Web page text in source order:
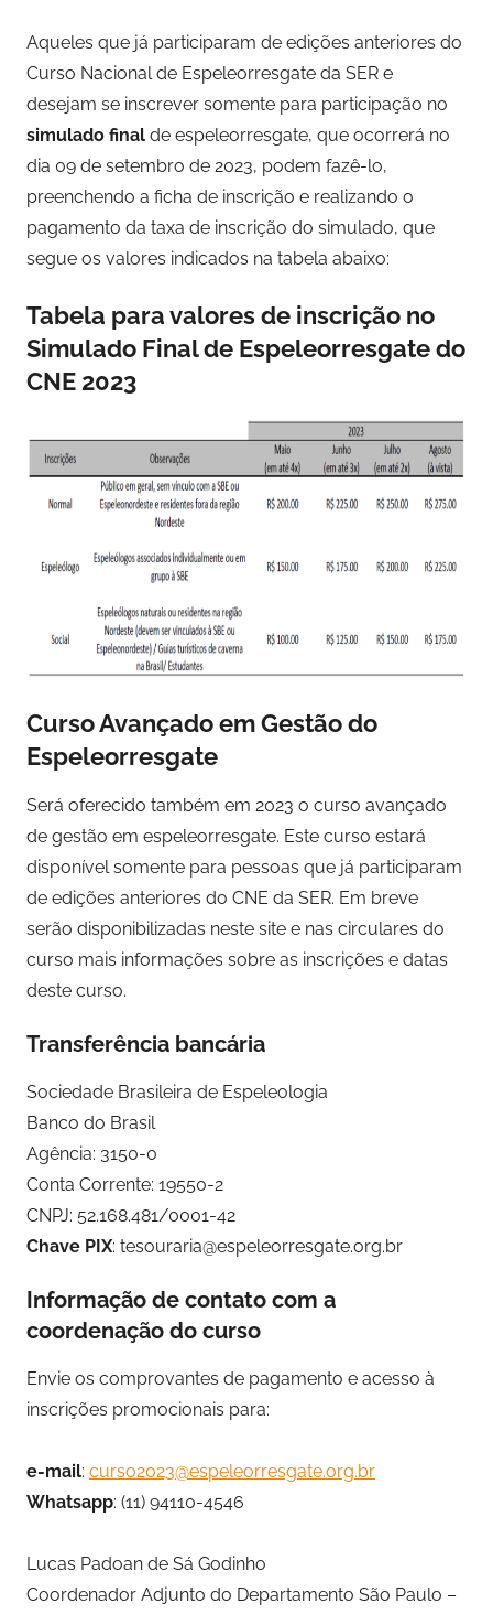
Aqueles que já participaram de edições anteriores do
Curso Nacional de Espeleorresgate da SER e
desejam se inscrever somente para participação no
simulado final de espeleorresgate, que ocorrerá no
dia 09 de setembro de 2023, podem fazê-lo,
preenchendo a ficha de inscrição e realizando o
pagamento da taxa de inscrição do simulado, que
segue os valores indicados na tabela abaixo:
Tabela para valores de inscrição no
Simulado Final de Espeleorresgate do
CNE 2023
Curso Avançado em Gestão do
Espeleorresgate
Será oferecido também em 2023 o curso avançado
de gestão em espeleorresgate. Este curso estará
disponível somente para pessoas que já participaram
de edições anteriores do CNE da SER. Em breve
serão disponibilizadas neste site e nas circulares do
curso mais informações sobre as inscrições e datas
deste curso.
Transferência bancária
Sociedade Brasileira de Espeleologia
Banco do Brasil
Agência: 3150-0
Conta Corrente: 19550-2
CNPJ: 52.168.481/0001-42
Chave PIX: tesouraria@espeleorresgate.org.br
Informação de contato com a
coordenação do curso
Envie os comprovantes de pagamento e acesso à
inscrições promocionais para:
e-mail: curso2023@espeleorresgate.org.br
Whatsapp: (11) 94110-4546
Lucas Padoan de Sá Godinho
Coordenador Adjunto do Departamento São Paulo –